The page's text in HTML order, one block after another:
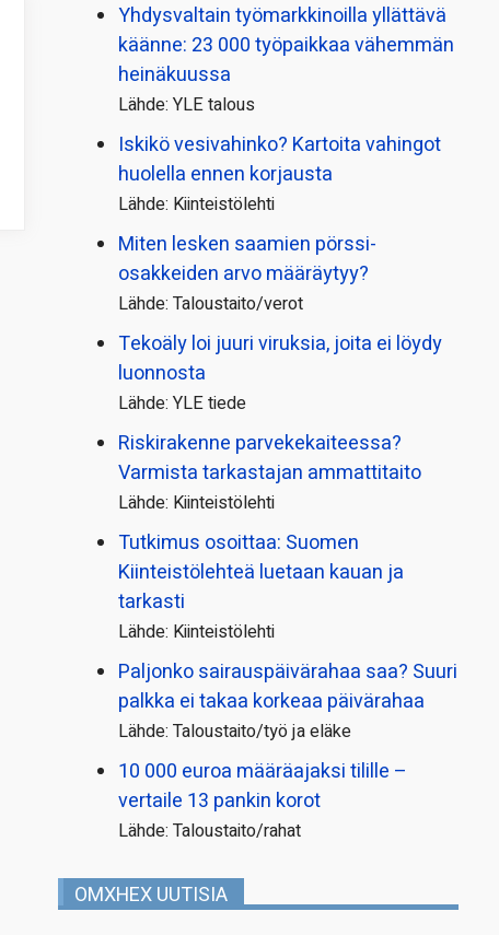
Yhdysvaltain työmarkkinoilla yllättävä
käänne: 23 000 työpaikkaa vähemmän
heinäkuussa
Lähde: YLE talous
Iskikö vesivahinko? Kartoita vahingot
huolella ennen korjausta
Lähde: Kiinteistölehti
Miten lesken saamien pörssi­
osakkeiden arvo määräytyy?
Lähde: Taloustaito/verot
Tekoäly loi juuri viruksia, joita ei löydy
luonnosta
Lähde: YLE tiede
Riskirakenne parvekekaiteessa?
Varmista tarkastajan ammattitaito
Lähde: Kiinteistölehti
Tutkimus osoittaa: Suomen
Kiinteistölehteä luetaan kauan ja
tarkasti
Lähde: Kiinteistölehti
Paljonko sairauspäivä­rahaa saa? Suuri
palkka ei takaa korkeaa päivärahaa
Lähde: Taloustaito/työ ja eläke
10 000 euroa määräajaksi tilille –
vertaile 13 pankin korot
Lähde: Taloustaito/rahat
OMXHEX UUTISIA